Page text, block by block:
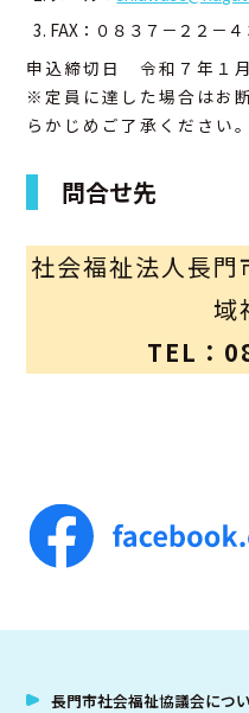
FAX：０８３７－２２－４
申込締切日 令和７年１月
※定員に達した場合はお
らかじめご了承ください。
問合せ先
社会福祉法人長
域
TEL：
長門市社会福祉協議会につ